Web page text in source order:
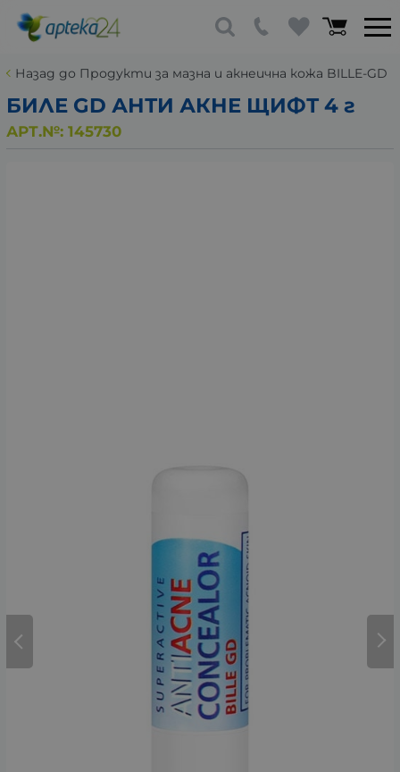
Назад до Продукти за мазна и акнеична кожа BILLE-GD
БИЛЕ GD АНТИ АКНЕ ЩИФТ 4 г
АРТ.№: 145730